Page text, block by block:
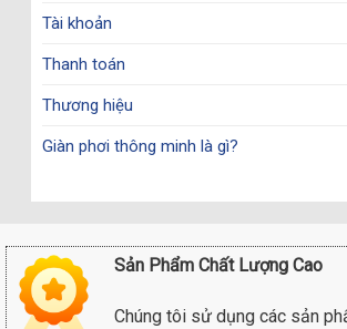
Tài khoản
Thanh toán
Thương hiệu
Giàn phơi thông minh là gì?
Sản Phẩm Chất Lượng Cao
Chúng tôi sử dụng các sản